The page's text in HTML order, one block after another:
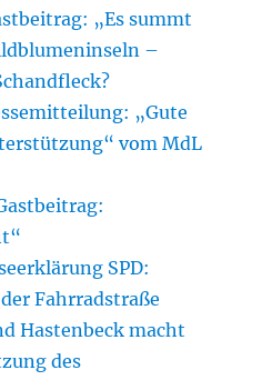
„Es summt
–
„Gute
vom MdL
SPD:
Fahrradstraße
Hastenbeck macht
des